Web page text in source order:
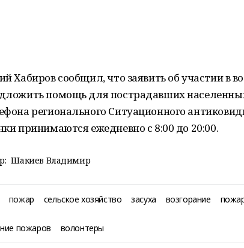
Хабиров сообщил, что заявить об участии в
помощь для пострадавших
регионального Ситуационного
принимаются ежедневно с 8:00 до 20:00.
Шакиев Владимир
пожар сельское хозяйство засуха возгорание
пожаров волонтеры